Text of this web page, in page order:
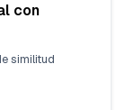
con
similitud